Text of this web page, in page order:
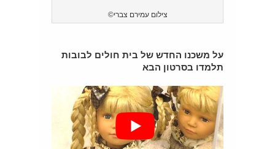
צילום עמירם צברי©
על משכנו החדש של בית חולים לבובות
תלמדו בסרטון הבא